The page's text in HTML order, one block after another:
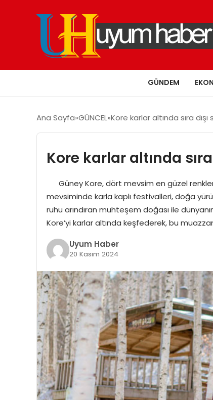
GÜNDEM
Ana Sayfa GÜNCEL Kore karlar altında sıra
Kore karlar altında
Güney Kore, dört mevsim en güzel
mevsiminde karla kaplı festivalleri, doğa
ruhu arındıran muhteşem doğası ile
Kore’yi karlar altında keşfederek, bu
Uyum Haber
20 Kasım 2024